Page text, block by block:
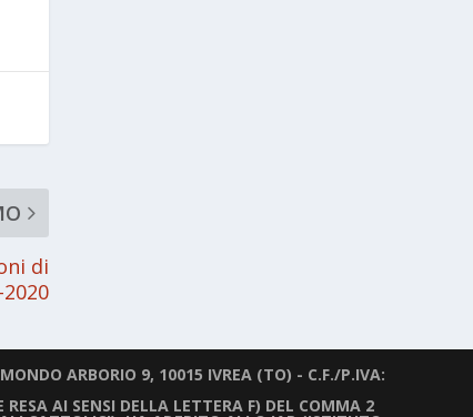
di
ARBORIO 9, 10015 IVREA (TO) - C.F./P.IVA:
AI SENSI DELLA LETTERA F) DEL COMMA 2